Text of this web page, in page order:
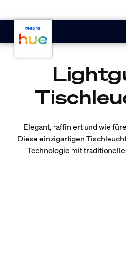
Elegant, raffiniert und wie
Diese einzigartigen
Technologie mit